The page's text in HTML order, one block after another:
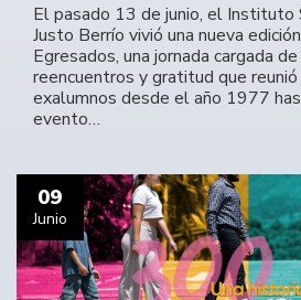
El pasado 13 de junio, el Instituto
Justo Berrío vivió una nueva
Egresados, una jornada cargada
reencuentros y gratitud que
exalumnos desde el año 1977
evento…
09
Junio